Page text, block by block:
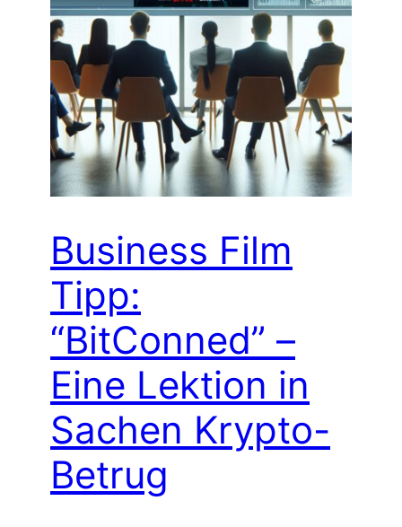
Business Film
Tipp:
“BitConned” –
Eine Lektion in
Sachen Krypto-
Betrug